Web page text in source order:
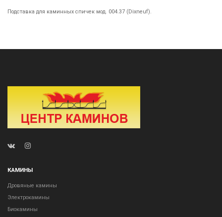
Подставка для каминных спичек мод. 004.37 (Dixneuf).
КАМИНЫ
Дровяные камины
Электрокамины
Биокамины